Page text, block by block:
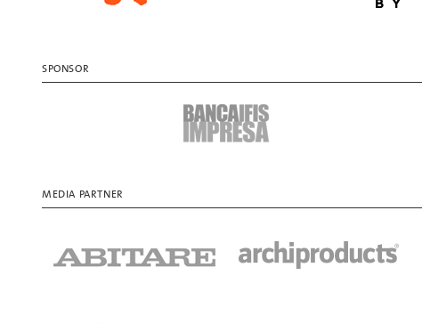
SPONSOR
MEDIA PARTNER